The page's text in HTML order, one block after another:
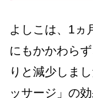
よしこは、1ヵ
にもかかわら
りと減少しま
ッサージ」の